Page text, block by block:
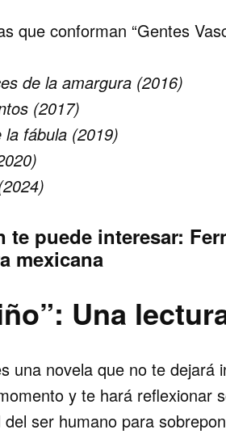
que conforman “Gentes
de la amargura (2016)
(2017)
la fábula (2019)
te puede interesar:
mexicana
Una
una novela que no te dejará
y te hará reflexionar
ser humano para